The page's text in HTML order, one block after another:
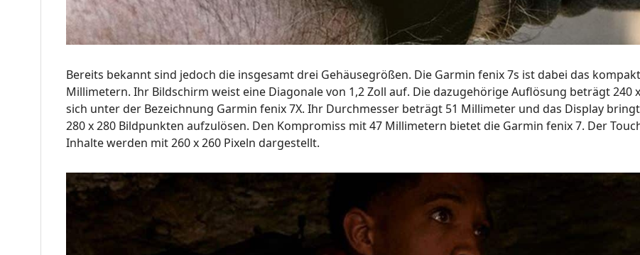
Bereits bekannt sind jedoch die insgesamt drei Gehäusegrößen. Die Garmin fenix 7s ist dabei das
Millimetern. Ihr Bildschirm weist eine Diagonale von 1,2 Zoll auf. Die dazugehörige Auflösung beträgt 240
sich unter der Bezeichnung Garmin fenix 7X. Ihr Durchmesser beträgt 51 Millimeter und das Display
280 x 280 Bildpunkten aufzulösen. Den Kompromiss mit 47 Millimetern bietet die Garmin fenix 7. Der
Inhalte werden mit 260 x 260 Pixeln dargestellt.